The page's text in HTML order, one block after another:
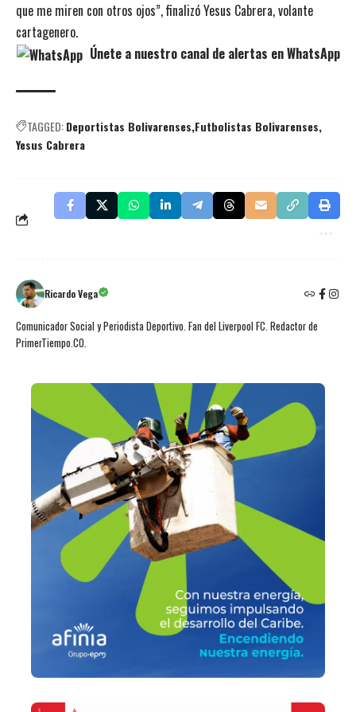
que me miren con otros ojos”, finalizó Yesus Cabrera, volante
cartagenero.
Únete a nuestro canal de alertas en WhatsApp
TAGGED:Deportistas Bolivarenses Futbolistas Bolivarenses
Yesus Cabrera
Ricardo Vega
Comunicador Social y Periodista Deportivo. Fan del Liverpool FC. Redactor de
PrimerTiempo.CO.